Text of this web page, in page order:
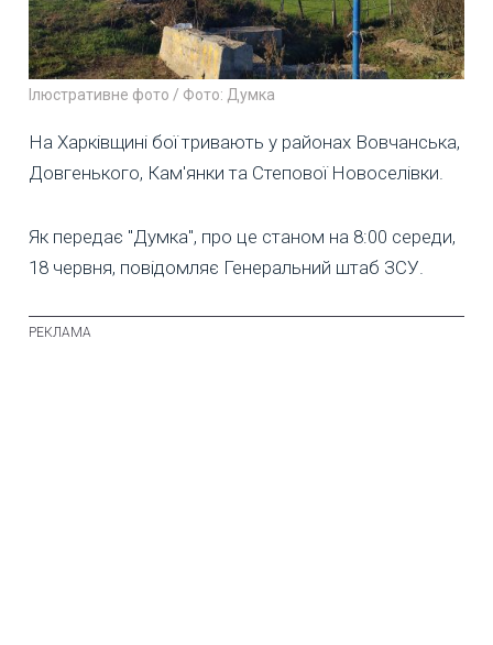
Ілюстративне фото / Фото: Думка
На Харківщині бої тривають у районах Вовчанська,
Довгенького, Кам'янки та Степової Новоселівки.
Як передає "Думка", про це станом на 8:00 середи,
18 червня, повідомляє Генеральний штаб ЗСУ.